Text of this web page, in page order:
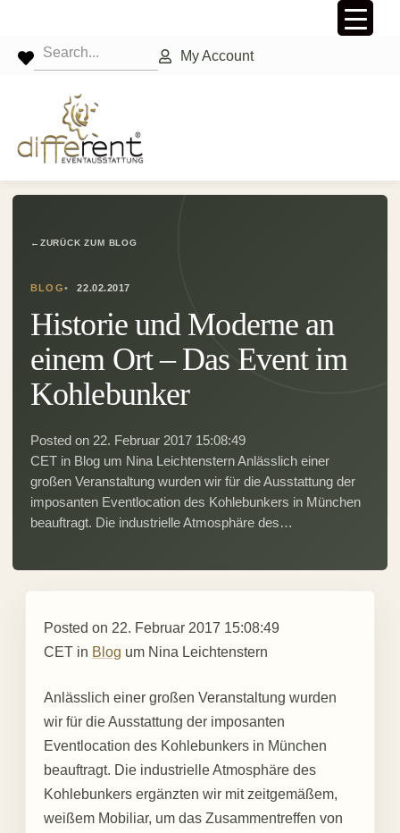
My Account
← ZURÜCK ZUM BLOG
BLOG 22.02.2017
Historie und Moderne an
einem Ort – Das Event im
Kohlebunker
Posted on 22. Februar 2017 15:08:49
CET in Blog um Nina Leichtenstern Anlässlich einer
großen Veranstaltung wurden wir für die Ausstattung der
imposanten Eventlocation des Kohlebunkers in München
beauftragt. Die industrielle Atmosphäre des…
Posted on 22. Februar 2017 15:08:49
CET in Blog um Nina Leichtenstern
Anlässlich einer großen Veranstaltung wurden
wir für die Ausstattung der imposanten
Eventlocation des Kohlebunkers in München
beauftragt. Die industrielle Atmosphäre des
Kohlebunkers ergänzten wir mit zeitgemäßem,
weißem Mobiliar, um das Zusammentreffen von